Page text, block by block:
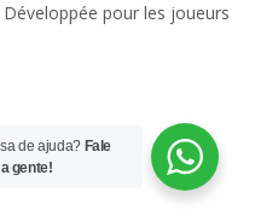
pour les joueurs
de ajuda? Fale
gente!